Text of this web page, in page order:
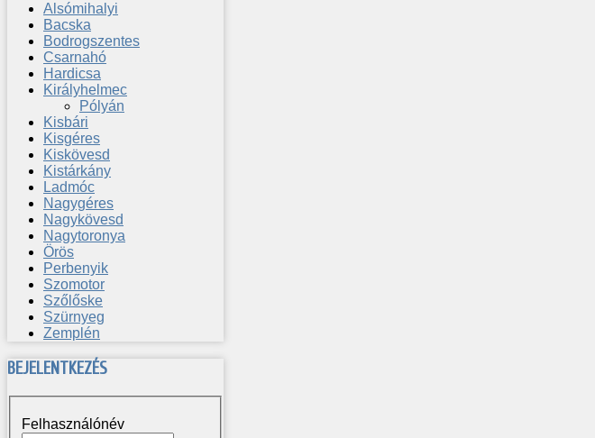
Alsómihalyi
Bacska
Bodrogszentes
Csarnahó
Hardicsa
Királyhelmec
Pólyán
Kisbári
Kisgéres
Kiskövesd
Kistárkány
Ladmóc
Nagygéres
Nagykövesd
Nagytoronya
Örös
Perbenyik
Szomotor
Szőlőske
Szürnyeg
Zemplén
BEJELENTKEZÉS
Felhasználónév